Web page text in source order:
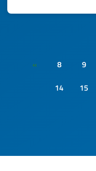
« 8 9
14
15